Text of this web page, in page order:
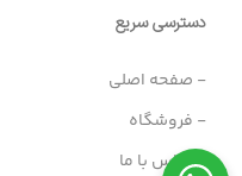
دسترسی سریع
- صفحه اصلی
- فروشگاه
- تماس با ما